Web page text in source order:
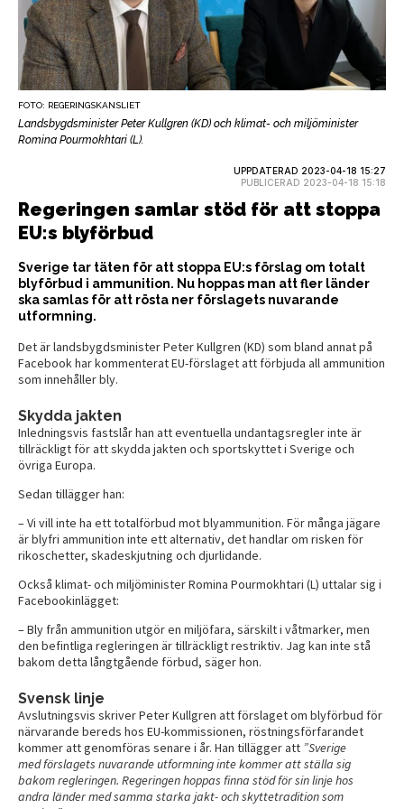
FOTO: REGERINGSKANSLIET
Landsbygdsminister Peter Kullgren (KD) och klimat- och miljöminister
Romina Pourmokhtari (L).
UPPDATERAD 2023-04-18 15:27
PUBLICERAD 2023-04-18 15:18
Regeringen samlar stöd för att stoppa
EU:s blyförbud
Sverige tar täten för att stoppa EU:s förslag om totalt
blyförbud i ammunition. Nu hoppas man att fler länder
ska samlas för att rösta ner förslagets nuvarande
utformning.
Det är landsbygdsminister Peter Kullgren (KD) som bland annat på
Facebook har kommenterat EU-förslaget att förbjuda all ammunition
som innehåller bly.
Skydda jakten
Inledningsvis fastslår han att eventuella undantagsregler inte är
tillräckligt för att skydda jakten och sportskyttet i Sverige och
övriga Europa.
Sedan tillägger han:
– Vi vill inte ha ett totalförbud mot blyammunition. För många jägare
är blyfri ammunition inte ett alternativ, det handlar om risken för
rikoschetter, skadeskjutning och djurlidande.
Också klimat- och miljöminister Romina Pourmokhtari (L) uttalar sig i
Facebookinlägget:
– Bly från ammunition utgör en miljöfara, särskilt i våtmarker, men
den befintliga regleringen är tillräckligt restriktiv. Jag kan inte stå
bakom detta långtgående förbud, säger hon.
Svensk linje
Avslutningsvis skriver Peter Kullgren att förslaget om blyförbud för
närvarande bereds hos EU-kommissionen, röstningsförfarandet
kommer att genomföras senare i år. Han tillägger att ”Sverige
med förslagets nuvarande utformning inte kommer att ställa sig
bakom regleringen. Regeringen hoppas finna stöd för sin linje hos
andra länder med samma starka jakt- och skyttetradition som